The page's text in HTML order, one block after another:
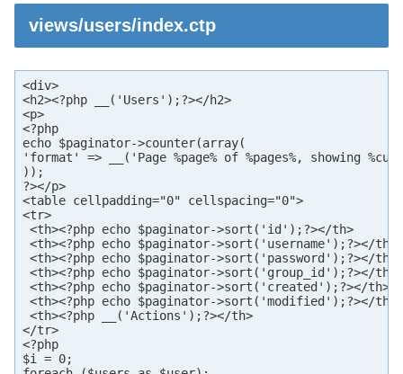
views/users/index.ctp
<div>
<h2><?php __('Users');?></h2>
<p>
<?php
echo $paginator->counter(array(
'format' => __('Page %page% of %pages%, showing
));
?></p>
<table cellpadding="0" cellspacing="0">
<tr>
<th><?php echo $paginator->sort('id');?></th>
<th><?php echo $paginator->sort('username');?></th>
<th><?php echo $paginator->sort('password');?></th>
<th><?php echo $paginator->sort('group_id');?></th>
<th><?php echo $paginator->sort('created');?></th>
<th><?php echo $paginator->sort('modified');?></th>
<th><?php __('Actions');?></th>
</tr>
<?php
$i = 0;